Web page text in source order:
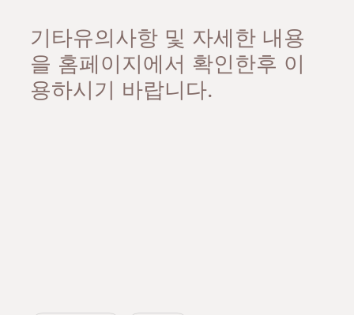
기타유의사항 및 자세한 내용
을 홈페이지에서 확인한후 이
용하시기 바랍니다.